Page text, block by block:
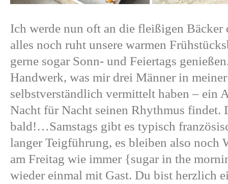
Ich werde nun oft an die fleißigen Bäcker
alles noch ruht unsere warmen
gerne sogar Sonn- und Feiertags
Handwerk, was mir drei Männer in
selbstverständlich vermittelt haben – ein
Nacht für Nacht seinen Rhythmus findet.
bald!…Samstags gibt es typisch
langer Teigführung, es bleiben also
am Freitag wie immer {sugar in the
wieder einmal mit Gast. Du bist herzlich